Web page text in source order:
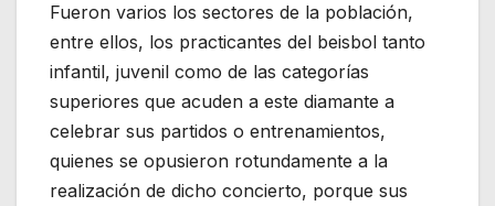
Fueron varios los sectores de la población,
entre ellos, los practicantes del beisbol tanto
infantil, juvenil como de las categorías
superiores que acuden a este diamante a
celebrar sus partidos o entrenamientos,
quienes se opusieron rotundamente a la
realización de dicho concierto, porque sus